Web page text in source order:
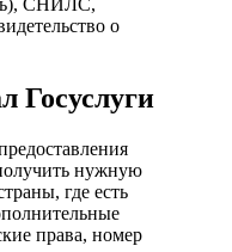
СНИЛС,
о
Госуслуги
нужную
где есть
права, номер